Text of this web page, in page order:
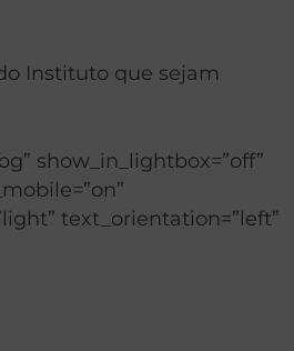
Instituto que sejam
show_in_lightbox=”off”
text_orientation=”left”